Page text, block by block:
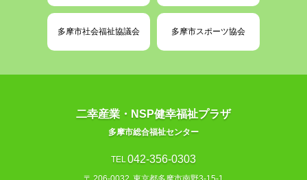
多摩市社会福祉協議会 多摩市スポーツ協会
二幸産業・NSP健幸福祉プラザ
多摩市総合福祉センター
TEL042-356-0303